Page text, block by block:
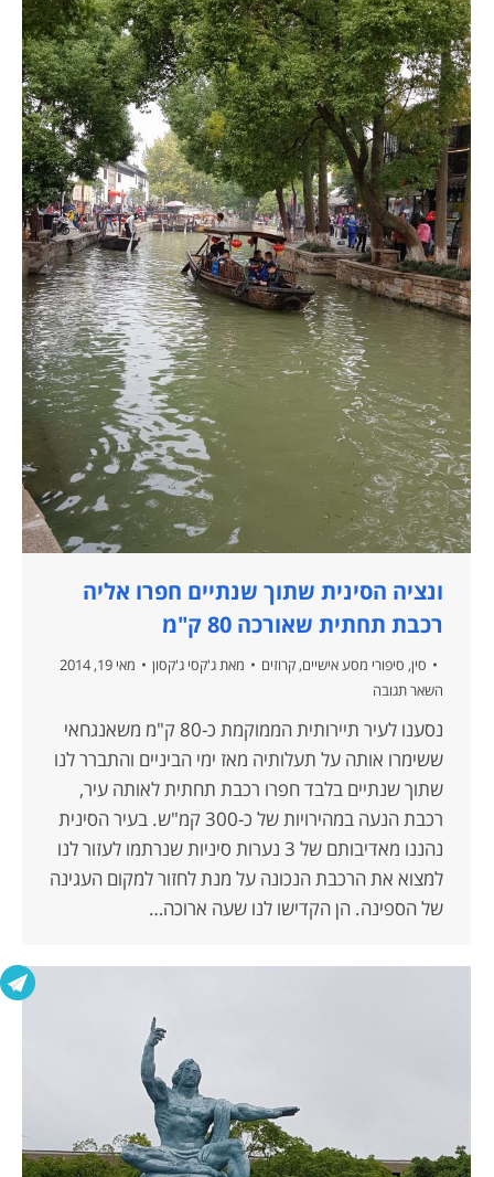
ונציה הסינית שתוך שנתיים חפרו אליה
רכבת תחתית שאורכה 80 ק"מ
סין, סיפורי מסע אישיים, קרוזים מאת ג'קסי ג'קסון
מאי 19, 2014
השאר תגובה
נסענו לעיר תיירותית הממוקמת כ-80 ק"מ משאנגחאי
ששימרו אותה על תעלותיה מאז ימי הביניים והתברר לנו
שתוך שנתיים בלבד חפרו רכבת תחתית לאותה עיר,
רכבת הנעה במהירויות של כ-300 קמ"ש. בעיר הסינית
נהננו מאדיבותם של 3 נערות סיניות שנרתמו לעזור לנו
למצוא את הרכבת הנכונה על מנת לחזור למקום העגינה
של הספינה. הן הקדישו לנו שעה ארוכה…